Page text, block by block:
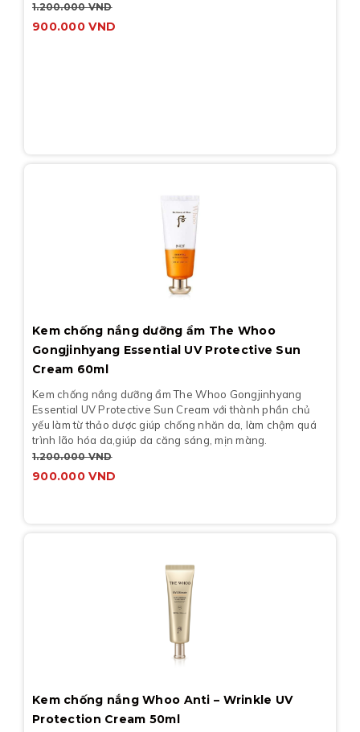
1.200.000VND
900.000VND
Kem chống nắng dưỡng ẩm The Whoo
Gongjinhyang Essential UV Protective Sun
Cream 60ml
Kem chống nắng dưỡng ẩm The Whoo Gongjinhyang
Essential UV Protective Sun Cream với thành phần chủ
yếu làm từ thảo dược giúp chống nhăn da, làm chậm quá
trình lão hóa da,giúp da căng sáng, mịn màng.
1.200.000VND
900.000VND
Kem chống nắng Whoo Anti – Wrinkle UV
Protection Cream 50ml